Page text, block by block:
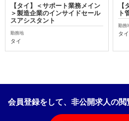
【タイ】＜サポート業務メイン
＞製造企業のインサイドセール
スアシスタント
勤務地
タイ
ト
勤務
タイ
会員登録をして、非公開求人の